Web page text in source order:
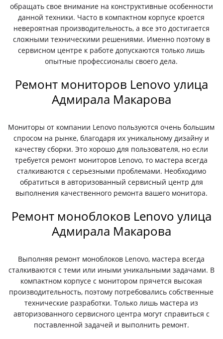
обращать свое внимание на конструктивные особенности
данной техники. Часто в компактном корпусе кроется
невероятная производительность, а все это достигается
сложными техническими решениями. Именно поэтому в
сервисном центре к работе допускаются только лишь
опытные профессионалы своего дела.
Ремонт мониторов Lenovo улица
Адмирала Макарова
Мониторы от компании Lenovo пользуются очень большим
спросом на рынке, благодаря их уникальному дизайну и
качеству сборки. Это хорошо для пользователя, но если
требуется ремонт мониторов Lenovo, то мастера всегда
сталкиваются с серьезными проблемами. Необходимо
обратиться в авторизованный сервисный центр для
выполнения качественного ремонта вашего монитора.
Ремонт моноблоков Lenovo улица
Адмирала Макарова
Выполняя ремонт моноблоков Lenovo, мастера всегда
сталкиваются с теми или иными уникальными задачами. В
компактном корпусе с монитором прячется высокая
производительность, поэтому потребовались собственные
технические разработки. Только лишь мастера из
авторизованного сервисного центра могут справиться с
поставленной задачей и выполнить ремонт.